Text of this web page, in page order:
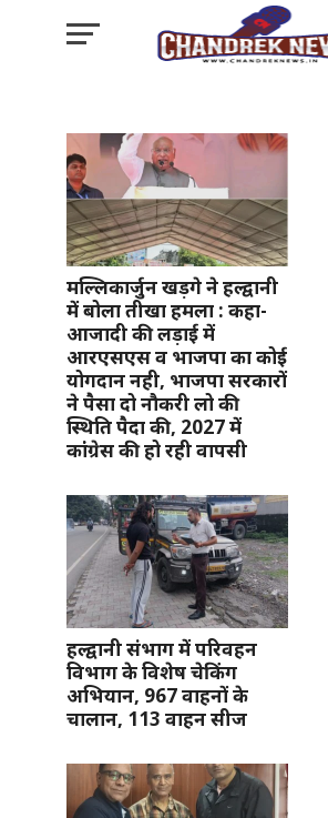
मल्लिकार्जुन खड़गे ने हल्द्वानी
में बोला तीखा हमला : कहा-
आजादी की लड़ाई में
आरएसएस व भाजपा का कोई
योगदान नही, भाजपा सरकारों
ने पैसा दो नौकरी लो की
स्थिति पैदा की, 2027 में
कांंग्रेस की हो रही वापसी
हल्द्वानी संभाग में परिवहन
विभाग के विशेष चेकिंग
अभियान, 967 वाहनों के
चालान, 113 वाहन सीज